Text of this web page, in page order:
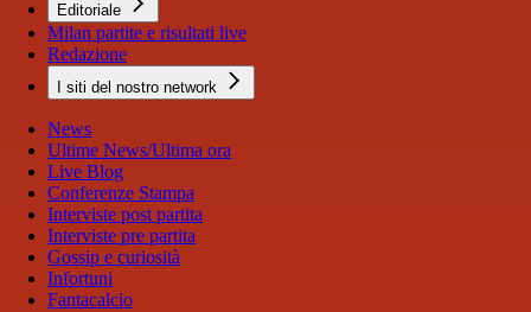
Editoriale
Milan partite e risultati live
Redazione
I siti del nostro network
News
Ultime News/Ultima ora
Live Blog
Conferenze Stampa
Interviste post partita
Interviste pre partita
Gossip e curiosità
Infortuni
Fantacalcio